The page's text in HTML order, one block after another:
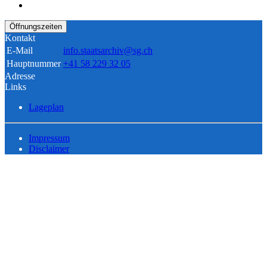
Öffnungszeiten
Kontakt
E-Mail
info.staatsarchiv@sg.ch
Hauptnummer +41 58 229 32 05
Adresse
Links
Lageplan
Impressum
Disclaimer